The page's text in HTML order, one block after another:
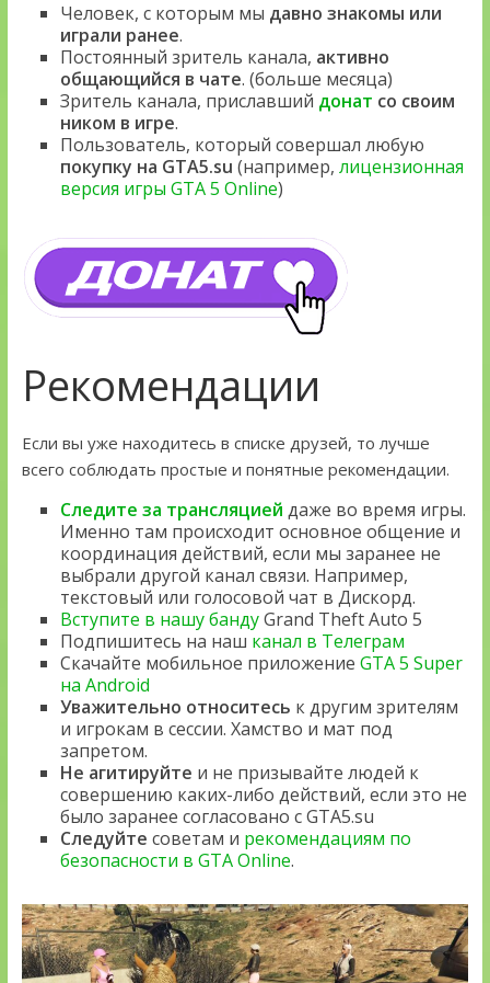
Человек, с которым мы давно знакомы или
играли ранее.
Постоянный зритель канала, активно
общающийся в чате. (больше месяца)
Зритель канала, приславший донат со своим
ником в игре.
Пользователь, который совершал любую
покупку на GTA5.su (например, лицензионная
версия игры GTA 5 Online)
Рекомендации
Если вы уже находитесь в списке друзей, то лучше
всего соблюдать простые и понятные рекомендации.
Следите за трансляцией даже во время игры.
Именно там происходит основное общение и
координация действий, если мы заранее не
выбрали другой канал связи. Например,
текстовый или голосовой чат в Дискорд.
Вступите в нашу бандуGrand Theft Auto 5
Подпишитесь на наш канал в Телеграм
Скачайте мобильное приложение GTA 5 Super
на Android
Уважительно относитесь к другим зрителям
и игрокам в сессии. Хамство и мат под
запретом.
Не агитируйте и не призывайте людей к
совершению каких-либо действий, если это не
было заранее согласовано с GTA5.su
Следуйте советам и рекомендациям по
безопасности в GTA Online.